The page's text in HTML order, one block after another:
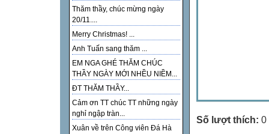
Thăm thầy, chúc mừng ngày
20/11....
Merry Christmas! ...
Anh Tuấn sang thăm ...
EM NGA GHÉ THĂM CHÚC
THẦY NGÀY MỚI NHỀU NIỀM...
ĐT THĂM THẦY...
Cảm ơn TT chúc TT những ngày
nghỉ ngập tràn...
Xuân về trên Công viên Đá Hà
Số lượt thích: 0